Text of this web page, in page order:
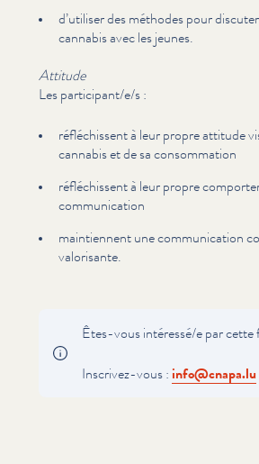
d’utiliser des méthodes pour
cannabis avec les jeunes.
Attitude
Les participant/​e/​s :
réfléchissent à leur propre attitude
cannabis et de sa con­som­ma­tion
réfléchissent à leur propre
com­mu­ni­ca­tion
main­ti­en­nent une com­mu­ni­ca­tion
valorisante.
Êtes-vous intéressé/​e par
Inscrivez-vous : info@​cnapa.​lu